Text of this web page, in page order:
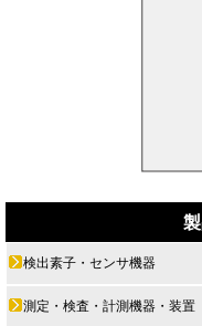
検出素子・センサ機器
測定・検査・計測機器・装置